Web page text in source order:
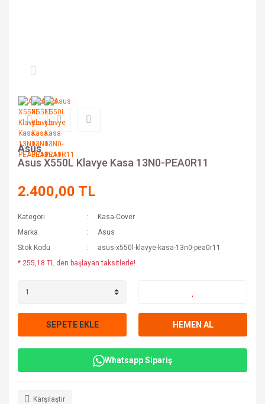
Asus
Asus X550L Klavye Kasa 13N0-PEA0R11
2.400,00 TL
Kategori
Kasa-Cover
Marka
Asus
Stok Kodu
asus-x550l-klavye-kasa-13n0-pea0r11
* 255,18 TL den başlayan taksitlerle!
SEPETE EKLE HEMEN AL
Whatsapp Sipariş
Karşılaştır